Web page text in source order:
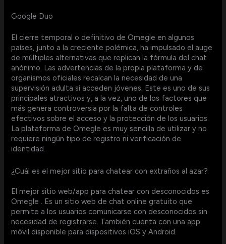
Google Duo
El cierre temporal o definitivo de Omegle en algunos
países, junto a la creciente polémica, ha impulsado el auge
de múltiples alternativas que replican la fórmula del chat
anónimo. Las advertencias de la propia plataforma y de
organismos oficiales recalcan la necesidad de una
supervisión adulta si acceden jóvenes. Este es uno de sus
principales atractivos y, a la vez, uno de los factores que
más genera controversia por la falta de controles
efectivos sobre el acceso y la protección de los usuarios.
La plataforma de Omegle es muy sencilla de utilizar y no
requiere ningún tipo de registro ni verificación de
identidad.
¿Cuál es el mejor sitio para chatear con extraños al azar?
El mejor sitio web/app para chatear con desconocidos es
Omegle . Es un sitio web de chat online gratuito que
permite a los usuarios comunicarse con desconocidos sin
necesidad de registrarse. También cuenta con una app
móvil disponible para dispositivos iOS y Android.